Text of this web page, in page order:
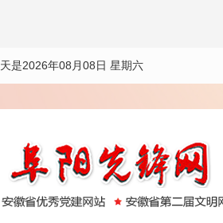
是2026年08月08日 星期六